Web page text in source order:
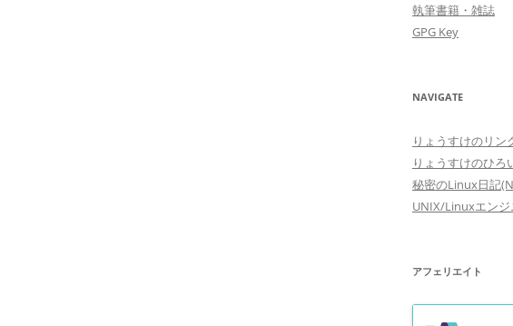
執筆書籍・雑誌
GPG Key
NAVIGATE
りょうすけのリン
りょうすけのひろ
秘密のLinux日記
UNIX/Linuxエンジ
アフェリエイト